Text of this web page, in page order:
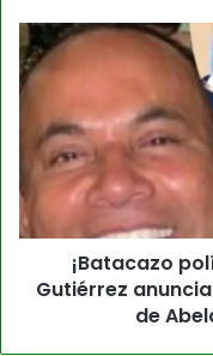
¡Batacazo
Gutiérrez
de